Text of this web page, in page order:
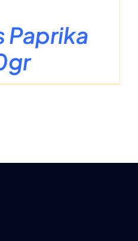
Paprika